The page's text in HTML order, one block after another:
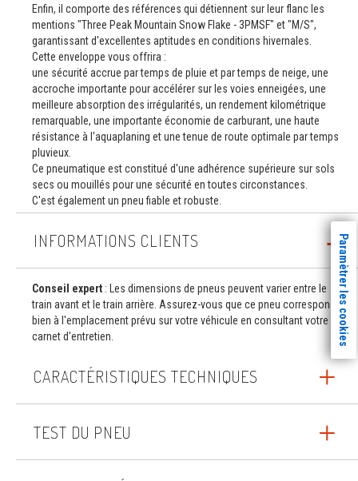
Enfin, il comporte des références qui détiennent sur leur flanc les
mentions "Three Peak Mountain Snow Flake - 3PMSF" et "M/S",
garantissant d'excellentes aptitudes en conditions hivernales.
Cette enveloppe vous offrira :
une sécurité accrue par temps de pluie et par temps de neige, une
accroche importante pour accélérer sur les voies enneigées, une
meilleure absorption des irrégularités, un rendement kilométrique
remarquable, une importante économie de carburant, une haute
résistance à l'aquaplaning et une tenue de route optimale par temps
pluvieux.
Ce pneumatique est constitué d'une adhérence supérieure sur sols
secs ou mouillés pour une sécurité en toutes circonstances.
C'est également un pneu fiable et robuste.
INFORMATIONS CLIENTS
Conseil expert : Les dimensions de pneus peuvent varier entre le
train avant et le train arrière. Assurez-vous que ce pneu correspond
bien à l'emplacement prévu sur votre véhicule en consultant votre
carnet d'entretien.
CARACTÉRISTIQUES TECHNIQUES
TEST DU PNEU
Paramètrer les cookies